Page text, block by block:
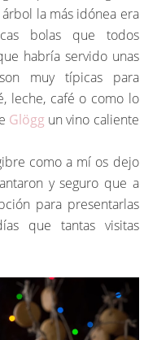
la más idónea era
bolas que todos
habría servido unas
muy típicas para
leche, café o como lo
Glögg un vino caliente
como a mí os dejo
y seguro que a
para presentarlas
que tantas visitas